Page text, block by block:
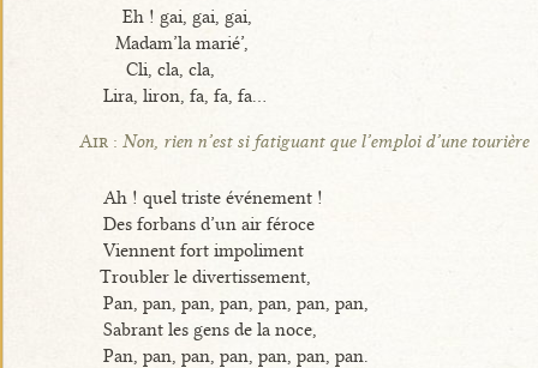
Eh ! gai, gai, gai,
Madam’la marié’,
Cli, cla, cla,
Lira, liron, fa, fa, fa...
Air : Non, rien n’est si fatiguant que l’emploi d’une tourière
Ah ! quel triste événement !
Des forbans d’un air féroce
Viennent fort impoliment
Troubler le divertissement,
Pan, pan, pan, pan, pan, pan, pan,
Sabrant les gens de la noce,
Pan, pan, pan, pan, pan, pan, pan.